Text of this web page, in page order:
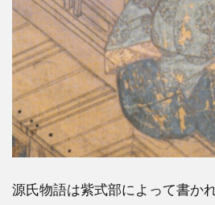
源氏物語は紫式部によって書か